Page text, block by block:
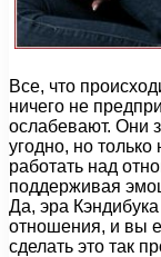
Все, что
ничего не
ослабевают. Они
угодно, но
работать над
поддерживая
Да, эра
отношения, и вы
сделать это так